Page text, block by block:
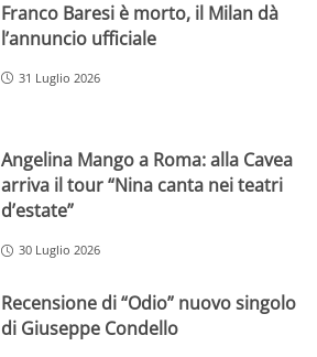
Franco Baresi è morto, il Milan dà
l’annuncio ufficiale
31 Luglio 2026
Angelina Mango a Roma: alla Cavea
arriva il tour “Nina canta nei teatri
d’estate”
30 Luglio 2026
Recensione di “Odio” nuovo singolo
di Giuseppe Condello